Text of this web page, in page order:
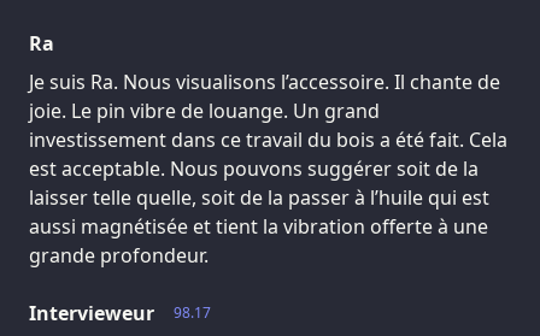
Ra
Je suis Ra. Nous visualisons l’accessoire. Il chante de
joie. Le pin vibre de louange. Un grand
investissement dans ce travail du bois a été fait. Cela
est acceptable. Nous pouvons suggérer soit de la
laisser telle quelle, soit de la passer à l’huile qui est
aussi magnétisée et tient la vibration offerte à une
grande profondeur.
98.17
Intervieweur